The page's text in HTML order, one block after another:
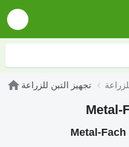
تجهيز التبن للزراعة